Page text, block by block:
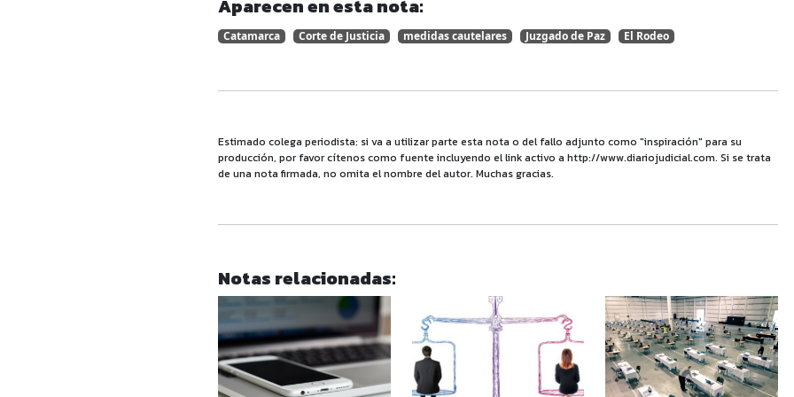
Aparecen en esta nota:
Catamarca Corte de Justicia medidas cautelares Juzgado de Paz El Rodeo
Estimado colega periodista: si va a utilizar parte esta nota o del fallo adjunto como "inspiración" para su
producción, por favor cítenos como fuente incluyendo el link activo a http://www.diariojudicial.com. Si se trata
de una nota firmada, no omita el nombre del autor. Muchas gracias.
Notas relacionadas: